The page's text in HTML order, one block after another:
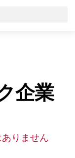
企業
りません